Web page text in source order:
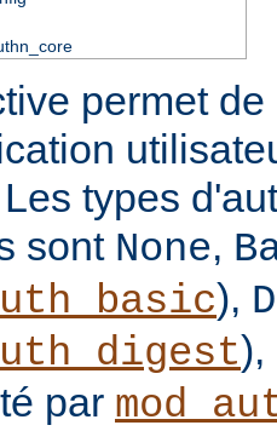
permet
types
sont None,
),
par